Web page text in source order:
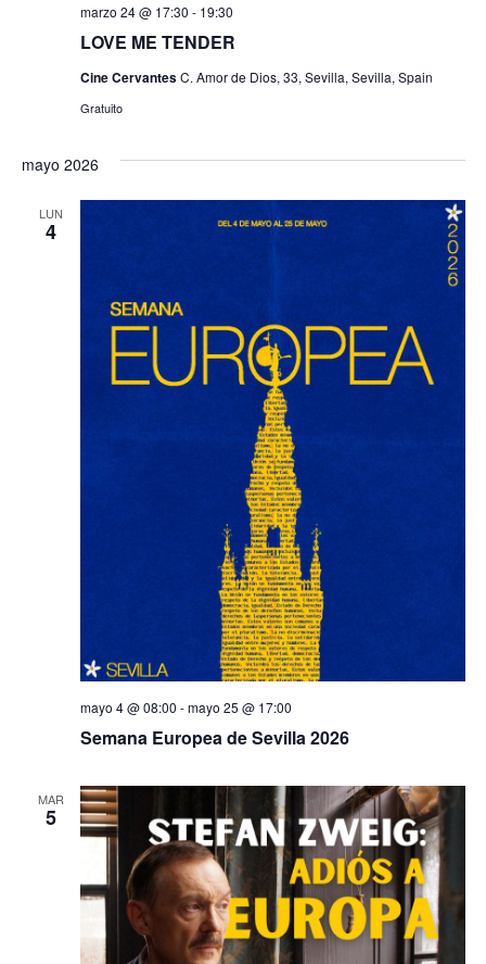
LOVE ME TENDER
marzo 24 @ 17:30 - 19:30
Cine CervantesC. Amor de Dios, 33, Sevilla, Sevilla, Spain
Gratuito
mayo 2026
LUN
4
Semana Europea de Sevilla 2026
mayo 4 @ 08:00 -mayo 25 @ 17:00
MAR
5